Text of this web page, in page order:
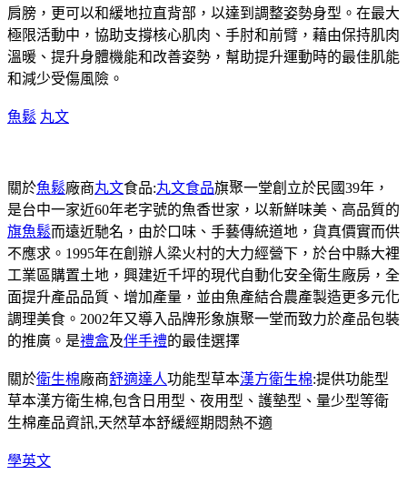
肩膀，更可以和緩地拉直背部，以達到調整姿勢身型。在最大
極限活動中，協助支撐核心肌肉、手肘和前臂，藉由保持肌肉
溫暖、提升身體機能和改善姿勢，幫助提升運動時的最佳肌能
和減少受傷風險。
魚鬆 丸文
關於魚鬆廠商丸文食品:丸文食品旗聚一堂創立於民國39年，
是台中一家近60年老字號的魚香世家，以新鮮味美、高品質的
旗魚鬆而遠近馳名，由於口味、手藝傳統道地，貨真價實而供
不應求。1995年在創辦人梁火村的大力經營下，於台中縣大裡
工業區購置土地，興建近千坪的現代自動化安全衛生廠房，全
面提升產品品質、增加產量，並由魚產結合農產製造更多元化
調理美食。2002年又導入品牌形象旗聚一堂而致力於產品包裝
的推廣。是禮盒及伴手禮的最佳選擇
關於衛生棉廠商舒適達人功能型草本漢方衛生棉:提供功能型
草本漢方衛生棉,包含日用型、夜用型、護墊型、量少型等衛
生棉產品資訊,天然草本舒緩經期悶熱不適
學英文